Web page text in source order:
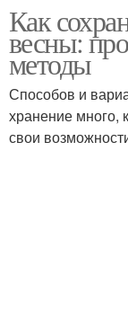
Как
весны:
методы
Способов и
хранение много,
свои